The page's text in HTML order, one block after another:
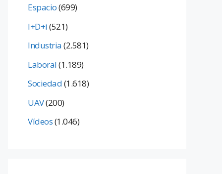
Espacio(699)
I+D+i(521)
Industria(2.581)
Laboral(1.189)
Sociedad(1.618)
UAV(200)
Vídeos(1.046)